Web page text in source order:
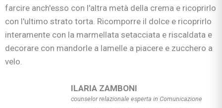
farcire anch'esso con l'altra metà della crema e ricoprirlo
con l'ultimo strato torta. Ricomporre il dolce e ricoprirlo
interamente con la marmellata setacciata e riscaldata e
decorare con mandorle a lamelle a piacere e zucchero a
velo.
ILARIA ZAMBONI
counselor relazionale esperta in Comunicazione